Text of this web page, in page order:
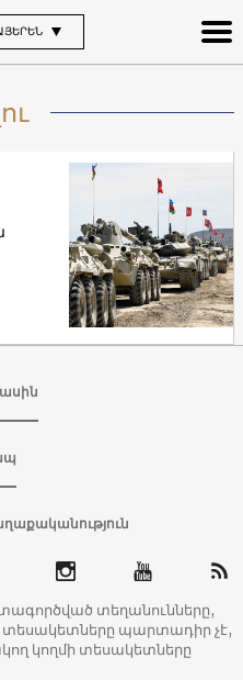
տեղանունները,
պարտադիր չէ,
կողմի տեսակետները